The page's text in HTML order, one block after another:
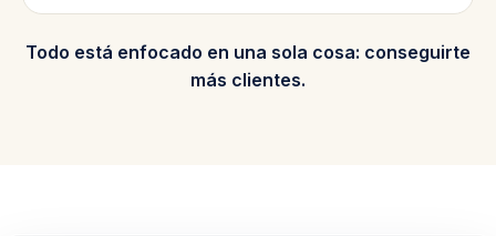
Todo está enfocado en una sola cosa: conseguirte
más clientes.